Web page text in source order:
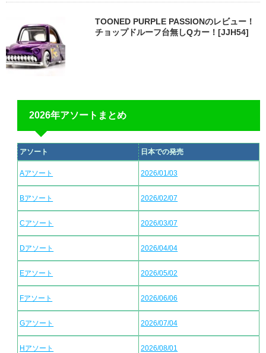
TOONED PURPLE PASSIONのレビュー！
チョップドルーフ台無しQカー！[JJH54]
2026年アソートまとめ
アソート 日本での発売
Aアソート 2026/01/03
Bアソート 2026/02/07
Cアソート 2026/03/07
Dアソート 2026/04/04
Eアソート 2026/05/02
Fアソート 2026/06/06
Gアソート 2026/07/04
Hアソート 2026/08/01